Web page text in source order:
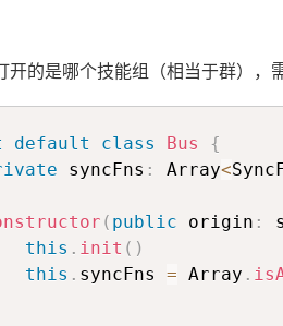
开的是哪个技能组（相当于群）
default class Bus
{
syncFns : Array<
( public origin :
this . init ( )
this . syncFns = Array .